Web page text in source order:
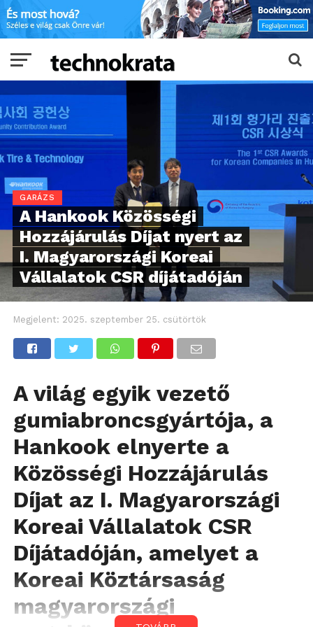
GARÁZS
A Hankook Közösségi
Hozzájárulás Díjat nyert az
I. Magyarországi Koreai
Vállalatok CSR díjátadóján
Megjelent: 2025. szeptember 25. csütörtök
A világ egyik vezető
gumiabroncsgyártója, a
Hankook elnyerte a
Közösségi Hozzájárulás
Díjat az I. Magyarországi
Koreai Vállalatok CSR
Díjátadóján, amelyet a
Koreai Köztársaság
magyarországi